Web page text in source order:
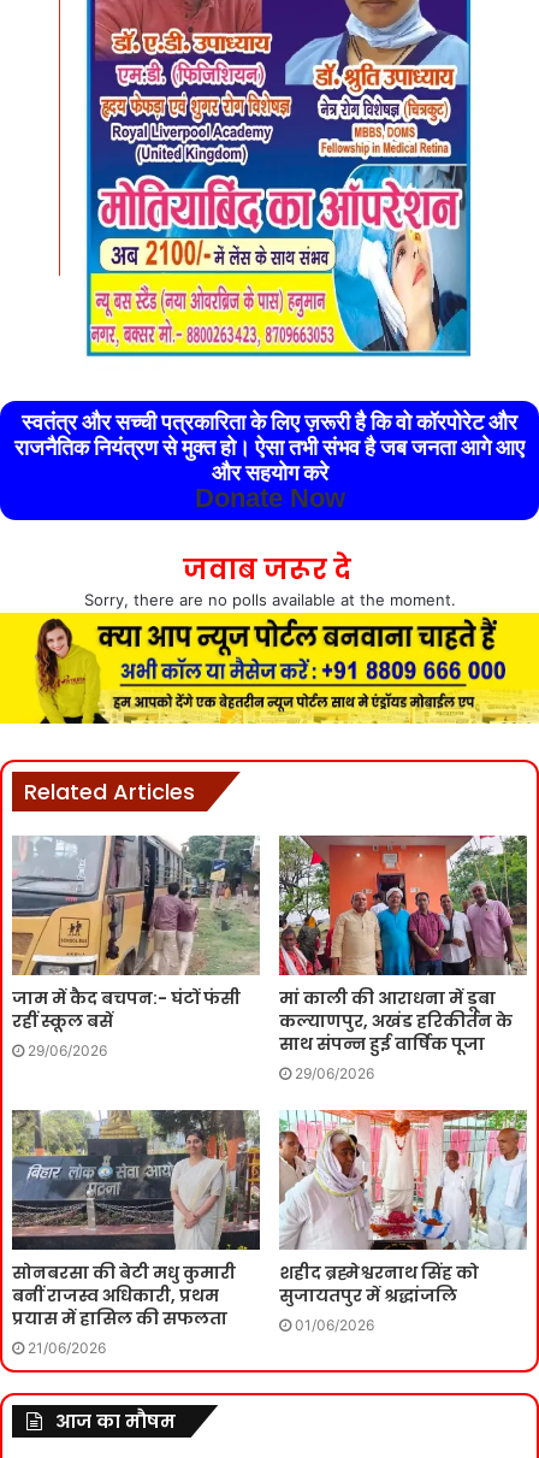
स्वतंत्र और सच्ची पत्रकारिता के लिए ज़रूरी है कि वो कॉरपोरेट और
राजनैतिक नियंत्रण से मुक्त हो। ऐसा तभी संभव है जब जनता आगे आए
और सहयोग करे
Donate Now
जवाब जरूर दे
Sorry, there are no polls available at the moment.
Related Articles
जाम में कैद बचपन:- घंटों फंसी
रहीं स्कूल बसें
29/06/2026
मां काली की आराधना में डूबा
कल्याणपुर, अखंड हरिकीर्तन के
साथ संपन्न हुई वार्षिक पूजा
29/06/2026
सोनबरसा की बेटी मधु कुमारी
बनीं राजस्व अधिकारी, प्रथम
प्रयास में हासिल की सफलता
21/06/2026
शहीद ब्रह्मेश्वरनाथ सिंह को
सुजायतपुर में श्रद्धांजलि
01/06/2026
आज का मौषम